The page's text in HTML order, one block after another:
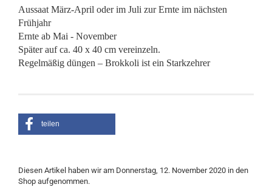
Aussaat März-April oder im Juli zur Ernte im nächsten
Frühjahr
Ernte ab Mai - November
Später auf ca. 40 x 40 cm vereinzeln.
Regelmäßig düngen – Brokkoli ist ein Starkzehrer
teilen
Diesen Artikel haben wir am Donnerstag, 12. November 2020 in den
Shop aufgenommen.